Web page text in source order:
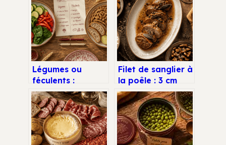
Légumes ou
féculents :
comment
distinguer les
deux familles
pour équilibrer
vos repas
Filet de sanglier à
la poêle : 3 cm
d’épaisseur et 2
minutes de saisie
pour une
tendreté parfaite